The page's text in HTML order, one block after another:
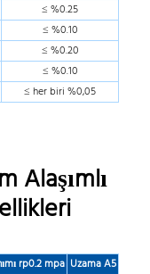
≤ %0.25
≤ %0.10
≤ %0.20
≤ %0.10
≤ her biri %0,05
Alaşımlı
rp0.2 mpa Uzama A5